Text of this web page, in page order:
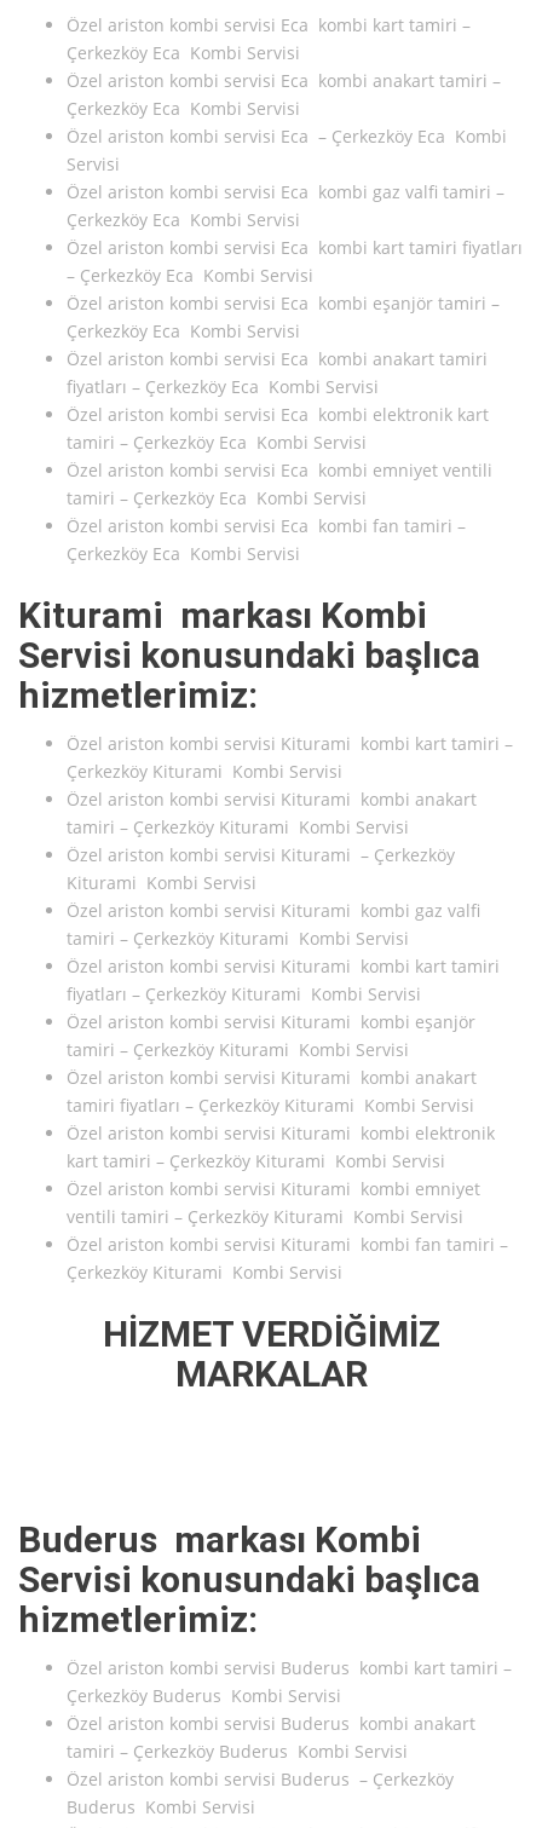
Özel ariston kombi servisi Eca kombi kart tamiri –
Çerkezköy Eca Kombi Servisi
Özel ariston kombi servisi Eca kombi anakart tamiri –
Çerkezköy Eca Kombi Servisi
Özel ariston kombi servisi Eca – Çerkezköy Eca Kombi
Servisi
Özel ariston kombi servisi Eca kombi gaz valfi tamiri –
Çerkezköy Eca Kombi Servisi
Özel ariston kombi servisi Eca kombi kart tamiri fiyatları
– Çerkezköy Eca Kombi Servisi
Özel ariston kombi servisi Eca kombi eşanjör tamiri –
Çerkezköy Eca Kombi Servisi
Özel ariston kombi servisi Eca kombi anakart tamiri
fiyatları – Çerkezköy Eca Kombi Servisi
Özel ariston kombi servisi Eca kombi elektronik kart
tamiri – Çerkezköy Eca Kombi Servisi
Özel ariston kombi servisi Eca kombi emniyet ventili
tamiri – Çerkezköy Eca Kombi Servisi
Özel ariston kombi servisi Eca kombi fan tamiri –
Çerkezköy Eca Kombi Servisi
Kiturami markası Kombi
Servisi konusundaki başlıca
hizmetlerimiz:
Özel ariston kombi servisi Kiturami kombi kart tamiri –
Çerkezköy Kiturami Kombi Servisi
Özel ariston kombi servisi Kiturami kombi anakart
tamiri – Çerkezköy Kiturami Kombi Servisi
Özel ariston kombi servisi Kiturami – Çerkezköy
Kiturami Kombi Servisi
Özel ariston kombi servisi Kiturami kombi gaz valfi
tamiri – Çerkezköy Kiturami Kombi Servisi
Özel ariston kombi servisi Kiturami kombi kart tamiri
fiyatları – Çerkezköy Kiturami Kombi Servisi
Özel ariston kombi servisi Kiturami kombi eşanjör
tamiri – Çerkezköy Kiturami Kombi Servisi
Özel ariston kombi servisi Kiturami kombi anakart
tamiri fiyatları – Çerkezköy Kiturami Kombi Servisi
Özel ariston kombi servisi Kiturami kombi elektronik
kart tamiri – Çerkezköy Kiturami Kombi Servisi
Özel ariston kombi servisi Kiturami kombi emniyet
ventili tamiri – Çerkezköy Kiturami Kombi Servisi
Özel ariston kombi servisi Kiturami kombi fan tamiri –
Çerkezköy Kiturami Kombi Servisi
HİZMET VERDİĞİMİZ
MARKALAR
Buderus markası Kombi
Servisi konusundaki başlıca
hizmetlerimiz:
Özel ariston kombi servisi Buderus kombi kart tamiri –
Çerkezköy Buderus Kombi Servisi
Özel ariston kombi servisi Buderus kombi anakart
tamiri – Çerkezköy Buderus Kombi Servisi
Özel ariston kombi servisi Buderus – Çerkezköy
Buderus Kombi Servisi